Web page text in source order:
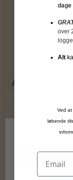
AniForte
dage
over
Alt
Ved at
løbende